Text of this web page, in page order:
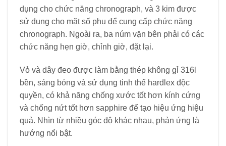
dụng cho chức năng chronograph, và 3 kim được
sử dụng cho mặt số phụ để cung cấp chức năng
chronograph. Ngoài ra, ba núm vặn bên phải có các
chức năng hẹn giờ, chỉnh giờ, đặt lại.
Vỏ và dây đeo được làm bằng thép không gỉ 316l
bền, sáng bóng và sử dụng tinh thể hardlex độc
quyền, có khả năng chống xước tốt hơn kính cứng
và chống nứt tốt hơn sapphire để tạo hiệu ứng hiệu
quả. Nhìn từ nhiều góc độ khác nhau, phản ứng là
hướng nổi bật.